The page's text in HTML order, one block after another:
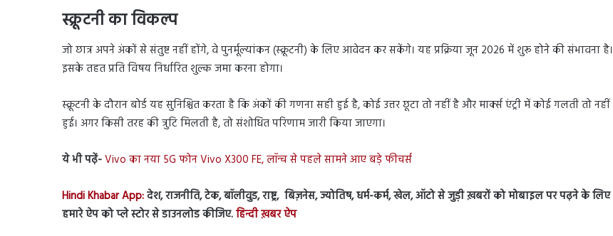
स्क्रूटनी का विकल्प
जो छात्र अपने अंकों से संतुष्ट नहीं होंगे, वे पुनर्मूल्यांकन (स्क्रूटनी) के लिए आवेदन कर सकेंगे। यह प्रक्रिया जून 2026 में शुरू होने की संभावना है।
इसके तहत प्रति विषय निर्धारित शुल्क जमा करना होगा।
स्क्रूटनी के दौरान बोर्ड यह सुनिश्चित करता है कि अंकों की गणना सही हुई है, कोई उत्तर छूटा तो नहीं है और मार्क्स एंट्री में कोई गलती तो नहीं
हुई। अगर किसी तरह की त्रुटि मिलती है, तो संशोधित परिणाम जारी किया जाएगा।
ये भी पढ़ें-Vivo का नया 5G फोन Vivo X300 FE, लॉन्च से पहले सामने आए बड़े फीचर्स
Hindi Khabar App:देश, राजनीति, टेक, बॉलीवुड, राष्ट्र, बिज़नेस, ज्योतिष, धर्म-कर्म, खेल, ऑटो से जुड़ी ख़बरों को मोबाइल पर पढ़ने के लिए
हमारे ऐप को प्ले स्टोर से डाउनलोड कीजिए.हिन्दी ख़बर ऐप